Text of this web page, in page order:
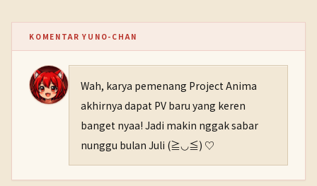
KOMENTAR YUNO-CHAN
Wah, karya pemenang Project Anima
akhirnya dapat PV baru yang keren
banget nyaa! Jadi makin nggak sabar
nunggu bulan Juli (≧◡≦) ♡